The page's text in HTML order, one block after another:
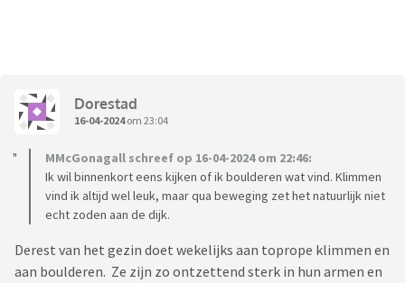
Dorestad
16-04-2024om 23:04
MMcGonagall schreef op 16-04-2024 om 22:46:
Ik wil binnenkort eens kijken of ik boulderen wat vind. Klimmen
vind ik altijd wel leuk, maar qua beweging zet het natuurlijk niet
echt zoden aan de dijk.
Derest van het gezin doet wekelijks aan toprope klimmen en
aan boulderen. Ze zijn zo ontzettend sterk in hun armen en